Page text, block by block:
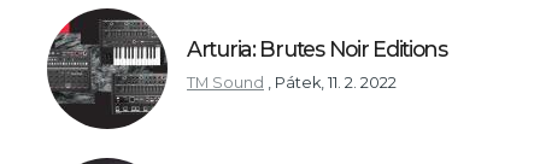
Arturia: Brutes Noir Editions
TM Sound Pátek, 11. 2. 2022